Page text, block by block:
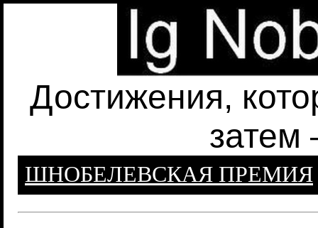
Достижения,
затем
ШНОБЕЛЕВСКАЯ ПРЕМИЯ